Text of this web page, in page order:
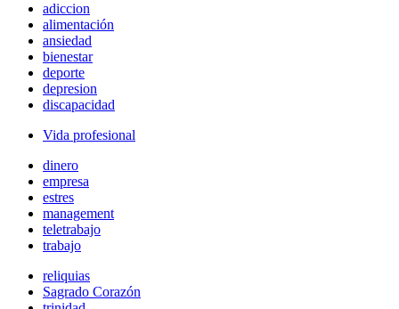
adiccion
alimentación
ansiedad
bienestar
deporte
depresion
discapacidad
Vida profesional
dinero
empresa
estres
management
teletrabajo
trabajo
reliquias
Sagrado Corazón